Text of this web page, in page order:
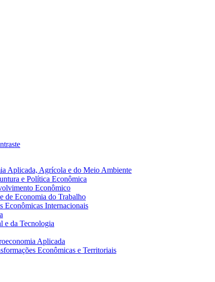
Aplicada, Agrícola e do Meio Ambiente
e Política Econômica
Econômico
de Economia do Trabalho
Econômicas Internacionais
e da Tecnologia
Aplicada
Econômicas e Territoriais